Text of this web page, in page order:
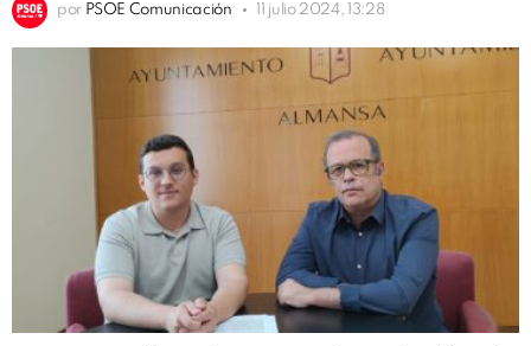
por PSOE Comunicación 11 julio 2024, 13:28